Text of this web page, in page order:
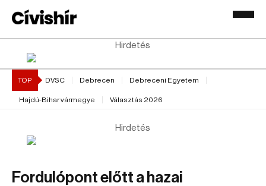
Hirdetés
TOP DVSC Debrecen Debreceni Egyetem
Hajdú-Bihar vármegye Választás 2026
Hirdetés
Fordulópont előtt a hazai